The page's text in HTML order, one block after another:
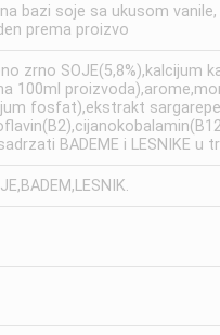
bazi soje sa ukusom
prema proizvo
zrno SOJE(5,8%),kalcijum
100ml
fosfat),ekstrakt
BADEME i LESNIKE u